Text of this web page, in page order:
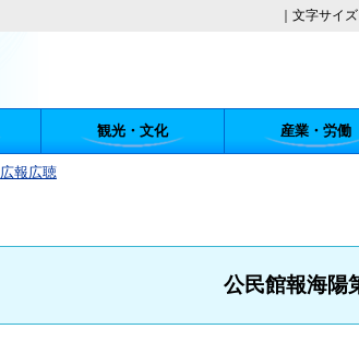
｜文字サイズ
観光・文化 産業・労働
広報広聴
公民館報海陽